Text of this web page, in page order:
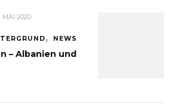
MAI 2020
NEWS
– Albanien und